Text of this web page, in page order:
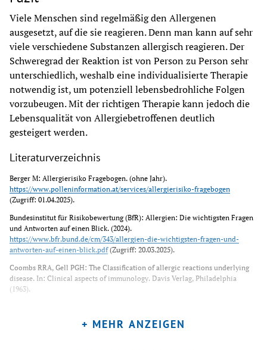
Viele Menschen sind regelmäßig den Allergenen
ausgesetzt, auf die sie reagieren. Denn man kann auf sehr
viele verschiedene Substanzen allergisch reagieren. Der
Schweregrad der Reaktion ist von Person zu Person sehr
unterschiedlich, weshalb eine individualisierte Therapie
notwendig ist, um potenziell lebensbedrohliche Folgen
vorzubeugen. Mit der richtigen Therapie kann jedoch die
Lebensqualität von Allergiebetroffenen deutlich
gesteigert werden.
Literaturverzeichnis
https://www.polleninformation.at/services/allergierisiko-fragebogen
(Zugriff: 01.04.2025).
Bundesinstitut für Risikobewertung (BfR): Allergien: Die wichtigsten Fragen
https://www.bfr.bund.de/cm/343/allergien-die-wichtigsten-fragen-und-
antworten-auf-einen-blick.pdf (Zugriff: 20.03.2025).
Coombs RRA, Gell PGH: The Classification of allergic reactions underlying
disease. In: Clinical aspects of immunology. Davis Verlag, Philadelphia
(1963).
+ MEHR ANZEIGEN